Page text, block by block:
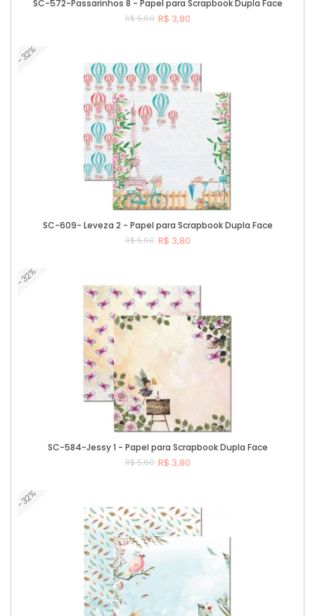
SC-572-Passarinhos 8 - Papel para Scrapbook Dupla Face
R$ 5,60 R$ 3,80
-32%
SC-609- Leveza 2 - Papel para Scrapbook Dupla Face
R$ 5,60 R$ 3,80
-32%
SC-584-Jessy 1 - Papel para Scrapbook Dupla Face
R$ 5,60 R$ 3,80
-32%